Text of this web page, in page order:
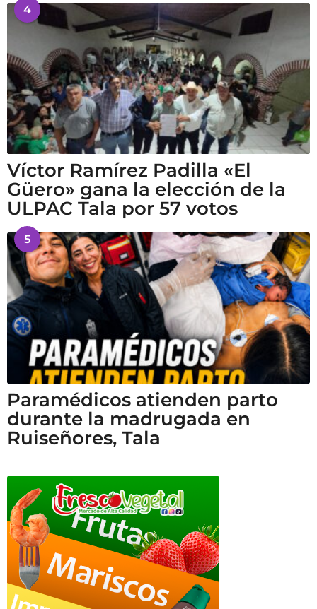
4
Víctor Ramírez Padilla «El
Güero» gana la elección de la
ULPAC Tala por 57 votos
5
Paramédicos atienden parto
durante la madrugada en
Ruiseñores, Tala